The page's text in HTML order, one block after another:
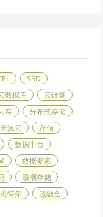
SSD
数据库
云计算
存
分布式存储
天翼云
存储
数据中台
数据要素
浪潮存储
英特尔
超融合